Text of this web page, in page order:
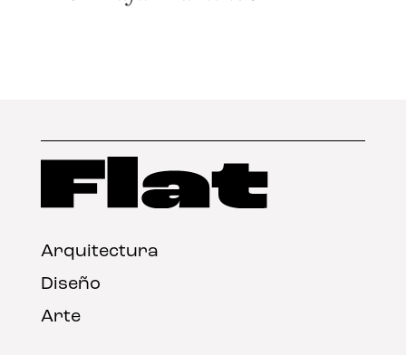
Arquitectura
Diseño
Arte